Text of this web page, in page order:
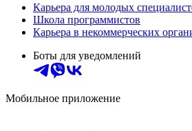
Карьера для молодых
Школа программистов
Карьера в некоммерческих
Боты для уведомлений
Мобильное приложение